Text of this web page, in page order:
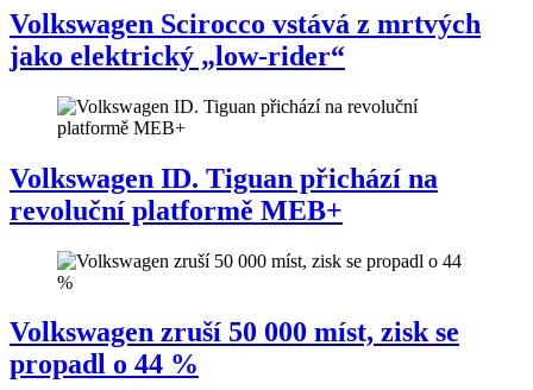
Volkswagen Scirocco vstává z mrtvých
jako elektrický „low-rider“
Volkswagen ID. Tiguan přichází na
revoluční platformě MEB+
Volkswagen zruší 50 000 míst, zisk se
propadl o 44 %